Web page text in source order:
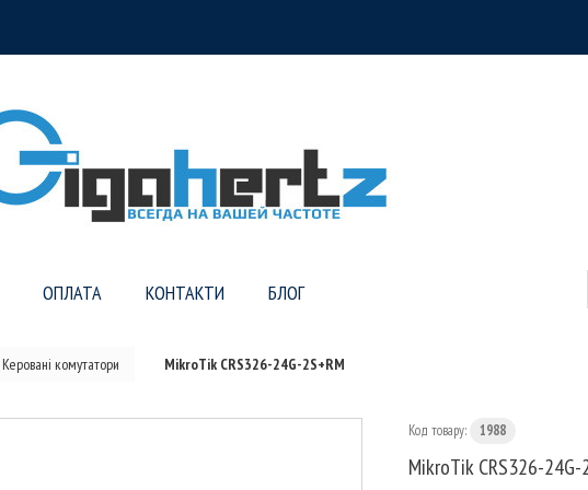
ОПЛАТА КОНТАКТИ БЛОГ
Керовані комутатори MikroTik CRS326-24G-2S+RM
Код товару: 1988
MikroTik CRS326-24G-